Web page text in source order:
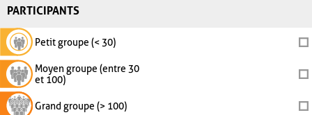
PARTICIPANTS
Petit groupe (< 30)
Moyen groupe (entre 30
et 100)
Grand groupe (> 100)